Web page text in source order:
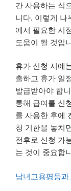
간 사용하는 식
니다. 이렇게 나
에서 필요한 시
도움이 될 것입
휴가 신청 시에
출하고 휴가 일
발급받아야 합
통해 급여를 신
를 사용한 후에
청 기한을 놓치
전후로 신청 가
는 것이 중요합
남녀고용평등과